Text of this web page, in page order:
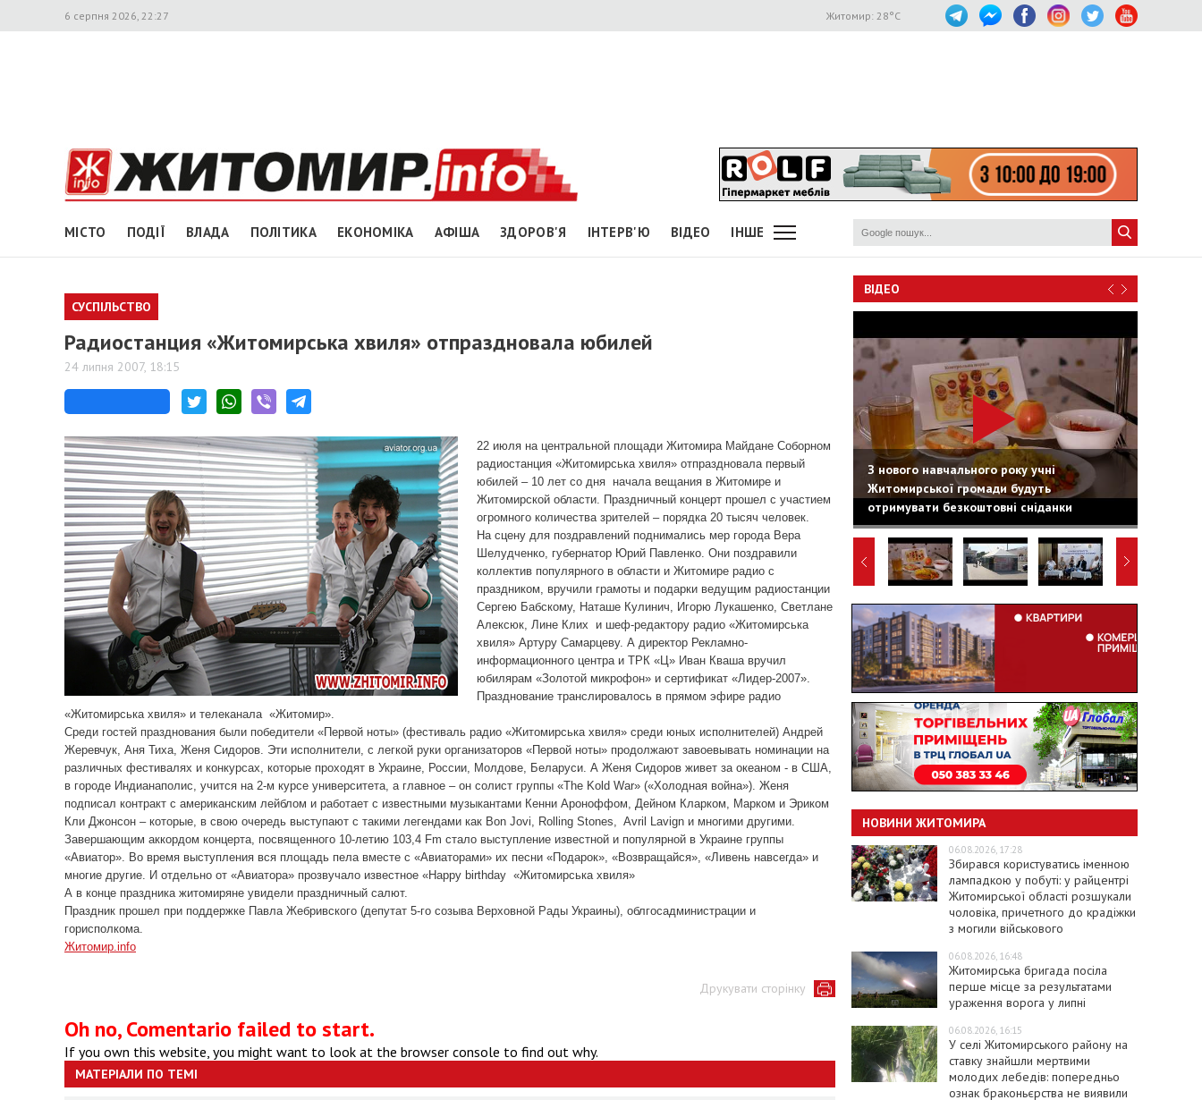
6 серпня 2026, 22:27 Житомир: 28°C
МІСТО ПОДІЇ ВЛАДА ПОЛІТИКА ЕКОНОМІКА АФІША ЗДОРОВ'Я ІНТЕРВ'Ю ВІДЕО ІНШЕ
СУСПІЛЬСТВО
Радиостанция «Житомирська хвиля» отпраздновала юбилей
24 липня 2007, 18:15
22 июля на центральной площади Житомира Майдане Соборном
радиостанция «Житомирська хвиля» отпраздновала первый
юбилей – 10 лет со дня начала вещания в Житомире и
Житомирской области. Праздничный концерт прошел с участием
огромного количества зрителей – порядка 20 тысяч человек.
На сцену для поздравлений поднимались мер города Вера
Шелудченко, губернатор Юрий Павленко. Они поздравили
коллектив популярного в области и Житомире радио с
праздником, вручили грамоты и подарки ведущим радиостанции
Сергею Бабскому, Наташе Кулинич, Игорю Лукашенко, Светлане
Алексюк, Лине Клих
и шеф-редактору радио «Житомирська
хвиля» Артуру Самарцеву. А директор Рекламно-
информационного центра и ТРК «Ц» Иван Кваша вручил
юбилярам «Золотой микрофон» и сертификат «Лидер-2007».
Празднование транслировалось в прямом эфире радио
«Житомирська хвиля» и телеканала «Житомир».
Среди гостей празднования были победители «Первой ноты» (фестиваль радио «Житомирська хвиля» среди юных исполнителей) Андрей
Жеревчук, Аня Тиха, Женя Сидоров. Эти исполнители, с легкой руки организаторов «Первой ноты» продолжают завоевывать номинации на
различных фестивалях и конкурсах, которые проходят в Украине, России, Молдове, Беларуси. А Женя Сидоров живет за океаном - в США,
в городе Индианаполис, учится на 2-м курсе университета, а главное – он солист группы «The Kold War» («Холодная война»). Женя
подписал контракт с американским лейблом и работает с известными музыкантами Кенни Ароноффом, Дейном Кларком, Марком и Эриком
Кли Джонсон – которые, в свою очередь выступают с такими легендами как Bon Jovi, Rollіng Stones, Avril Lavign и многими другими.
Завершающим аккордом концерта, посвященного 10-летию 103,4 Fm стало выступление известной и популярной в Украине группы
«Авиатор». Во время выступления вся площадь пела вместе с «Авиаторами» их песни «Подарок», «Возвращайся», «Ливень навсегда» и
многие другие. И отдельно от «Авиатора» прозвучало известное «Happy birthday «Житомирська хвиля»
А в конце праздника житомиряне увидели праздничный салют.
Праздник прошел при поддержке Павла Жебривского (депутат 5-го созыва Верховной Рады Украины), облгосадминистрации и
горисполкома.
Житомир.info
Друкувати сторінку
Oh no, Comentario failed to start.
If you own this website, you might want to look at the browser console to find out why.
МАТЕРІАЛИ ПО ТЕМІ
ВІДЕО
З нового навчального року учні
Житомирської громади будуть
отримувати безкоштовні сніданки
НОВИНИ ЖИТОМИРА
06.08.2026, 17:28
Збирався користуватись іменною
лампадкою у побуті: у райцентрі
Житомирської області розшукали
чоловіка, причетного до крадіжки
з могили військового
06.08.2026, 16:48
Житомирська бригада посіла
перше місце за результатами
ураження ворога у липні
06.08.2026, 16:15
У селі Житомирського району на
ставку знайшли мертвими
молодих лебедів: попередньо
ознак браконьєрства не виявили